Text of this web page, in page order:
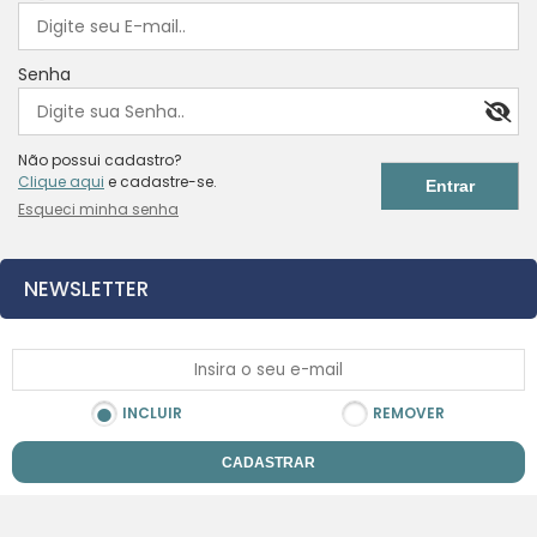
Senha
Não possui cadastro?
Clique aqui e cadastre-se.
Esqueci minha senha
NEWSLETTER
INCLUIR REMOVER
CADASTRAR